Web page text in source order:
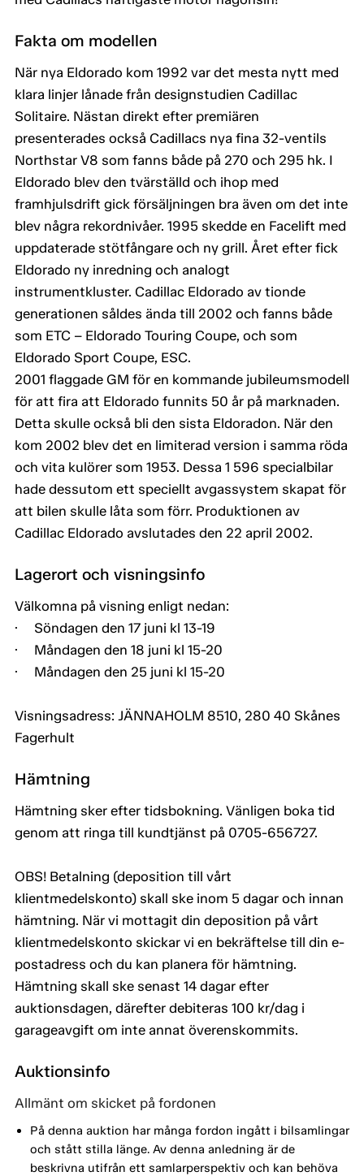
Fakta om modellen
När nya Eldorado kom 1992 var det mesta nytt med
klara linjer lånade från designstudien Cadillac
Solitaire. Nästan direkt efter premiären
presenterades också Cadillacs nya fina 32-ventils
Northstar V8 som fanns både på 270 och 295 hk. I
Eldorado blev den tvärställd och ihop med
framhjulsdrift gick försäljningen bra även om det inte
blev några rekordnivåer. 1995 skedde en Facelift med
uppdaterade stötfångare och ny grill. Året efter fick
Eldorado ny inredning och analogt
instrumentkluster. Cadillac Eldorado av tionde
generationen såldes ända till 2002 och fanns både
som ETC – Eldorado Touring Coupe, och som
Eldorado Sport Coupe, ESC.
2001 flaggade GM för en kommande jubileumsmodell
för att fira att Eldorado funnits 50 år på marknaden.
Detta skulle också bli den sista Eldoradon. När den
kom 2002 blev det en limiterad version i samma röda
och vita kulörer som 1953. Dessa 1 596 specialbilar
hade dessutom ett speciellt avgassystem skapat för
att bilen skulle låta som förr. Produktionen av
Cadillac Eldorado avslutades den 22 april 2002.
Lagerort och visningsinfo
Välkomna på visning enligt nedan:
· Söndagen den 17 juni kl 13-19
· Måndagen den 18 juni kl 15-20
· Måndagen den 25 juni kl 15-20
Visningsadress: JÄNNAHOLM 8510, 280 40 Skånes
Fagerhult
Hämtning
Hämtning sker efter tidsbokning. Vänligen boka tid
genom att ringa till kundtjänst på 0705-656727.
OBS! Betalning (deposition till vårt
klientmedelskonto) skall ske inom 5 dagar och innan
hämtning. När vi mottagit din deposition på vårt
klientmedelskonto skickar vi en bekräftelse till din e-
postadress och du kan planera för hämtning.
Hämtning skall ske senast 14 dagar efter
auktionsdagen, därefter debiteras 100 kr/dag i
garageavgift om inte annat överenskommits.
Auktionsinfo
Allmänt om skicket på fordonen
På denna auktion har många fordon ingått i bilsamlingar
och stått stilla länge. Av denna anledning är de
beskrivna utifrån ett samlarperspektiv och kan behöva